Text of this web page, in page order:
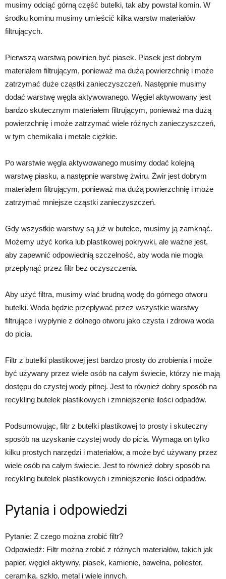
musimy odciąć górną część butelki, tak aby powstał komin. W
środku kominu musimy umieścić kilka warstw materiałów
filtrujących.
Pierwszą warstwą powinien być piasek. Piasek jest dobrym
materiałem filtrującym, ponieważ ma dużą powierzchnię i może
zatrzymać duże cząstki zanieczyszczeń. Następnie musimy
dodać warstwę węgla aktywowanego. Węgiel aktywowany jest
bardzo skutecznym materiałem filtrującym, ponieważ ma dużą
powierzchnię i może zatrzymać wiele różnych zanieczyszczeń,
w tym chemikalia i metale ciężkie.
Po warstwie węgla aktywowanego musimy dodać kolejną
warstwę piasku, a następnie warstwę żwiru. Żwir jest dobrym
materiałem filtrującym, ponieważ ma dużą powierzchnię i może
zatrzymać mniejsze cząstki zanieczyszczeń.
Gdy wszystkie warstwy są już w butelce, musimy ją zamknąć.
Możemy użyć korka lub plastikowej pokrywki, ale ważne jest,
aby zapewnić odpowiednią szczelność, aby woda nie mogła
przepłynąć przez filtr bez oczyszczenia.
Aby użyć filtra, musimy wlać brudną wodę do górnego otworu
butelki. Woda będzie przepływać przez wszystkie warstwy
filtrujące i wypłynie z dolnego otworu jako czysta i zdrowa woda
do picia.
Filtr z butelki plastikowej jest bardzo prosty do zrobienia i może
być używany przez wiele osób na całym świecie, którzy nie mają
dostępu do czystej wody pitnej. Jest to również dobry sposób na
recykling butelek plastikowych i zmniejszenie ilości odpadów.
Podsumowując, filtr z butelki plastikowej to prosty i skuteczny
sposób na uzyskanie czystej wody do picia. Wymaga on tylko
kilku prostych narzędzi i materiałów, a może być używany przez
wiele osób na całym świecie. Jest to również dobry sposób na
recykling butelek plastikowych i zmniejszenie ilości odpadów.
Pytania i odpowiedzi
Pytanie: Z czego można zrobić filtr?
Odpowiedź: Filtr można zrobić z różnych materiałów, takich jak
papier, węgiel aktywny, piasek, kamienie, bawełna, poliester,
ceramika, szkło, metal i wiele innych.